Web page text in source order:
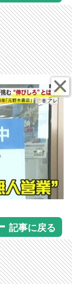
記事に戻る